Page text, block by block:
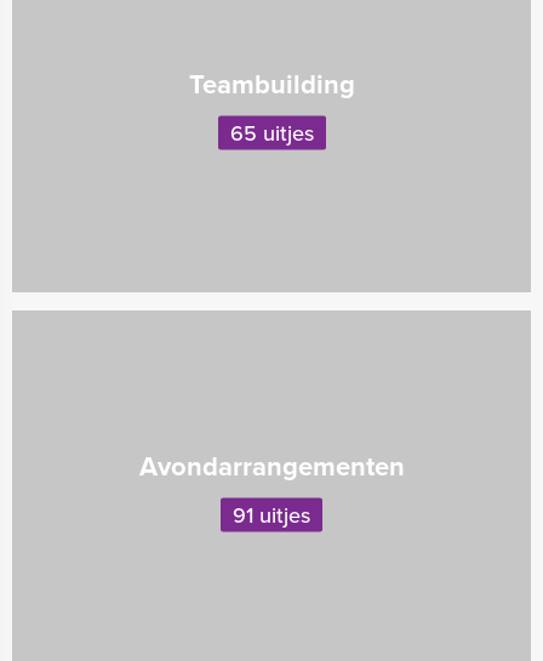
Teambuilding
65 uitjes
Avondarrangementen
91 uitjes